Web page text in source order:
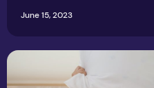
June 15, 2023
คนข้าง ๆ นอนกรน แก้ยังไงดี